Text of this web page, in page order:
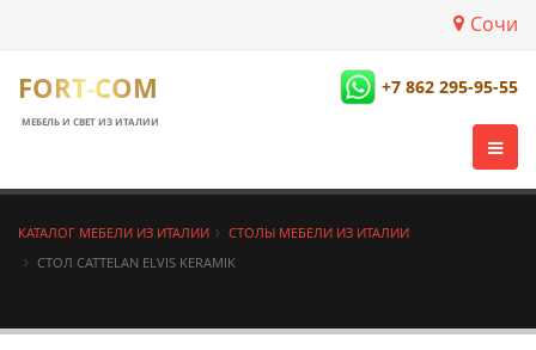
Сочи
FORT-COM
МЕБЕЛЬ И СВЕТ ИЗ ИТАЛИИ
+7 862 295-95-55
КАТАЛОГ МЕБЕЛИ ИЗ ИТАЛИИ
СТОЛЫ МЕБЕЛИ ИЗ ИТАЛИИ
СТОЛ CATTELAN ELVIS KERAMIK